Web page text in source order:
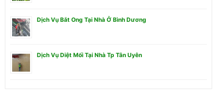
Dịch Vụ Bắt Ong Tại Nhà Ở Bình Dương
Dịch Vụ Diệt Mối Tại Nhà Tp Tân Uyên